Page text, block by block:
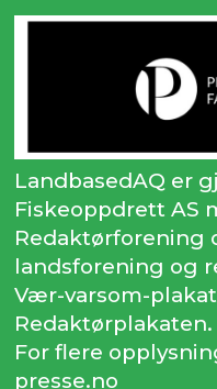
LandbasedAQ er
Fiskeoppdrett AS
Redaktørforening
landsforening og
Vær-varsom-
Redaktørplakaten.
For flere
presse.no